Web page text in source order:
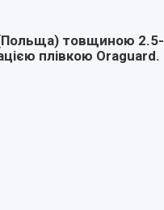
(Польща) товщиною 2.5-
плівкою Oraguard.